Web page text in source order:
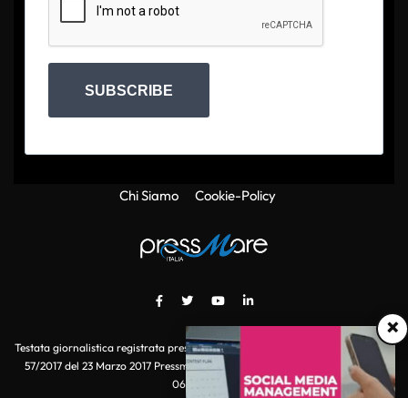
×
SUBSCRIBE
Chi Siamo Cookie-Policy
Testata giornalistica registrata presso il Tribunale di Roma con autorizzazione
57/2017 del 23 Marzo 2017 Pressmare.it è un marchio di S.P.E.N. Srl - P.IVA
06511641000